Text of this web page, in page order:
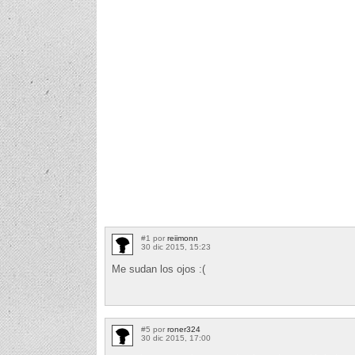
#1 por reiimonn
30 dic 2015, 15:23
Me sudan los ojos :(
#5 por roner324
30 dic 2015, 17:00